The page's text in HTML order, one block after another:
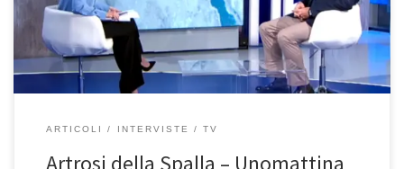
più o meno insorge questo problema?Può insorgere intorno ai
[…]
ARTICOLI INTERVISTE TV
Artrosi della Spalla – Unomattina